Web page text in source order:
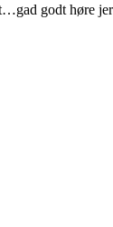
godt høre